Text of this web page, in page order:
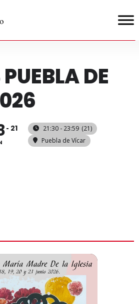
DE
21 21:30 - 23:59 (21)
Puebla de Vícar